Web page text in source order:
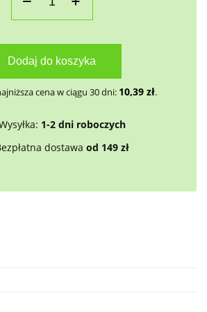
Dodaj do koszyka
cena w ciągu 30 dni: 10,39 zł.
1-2 dni roboczych
dostawa od 149 zł